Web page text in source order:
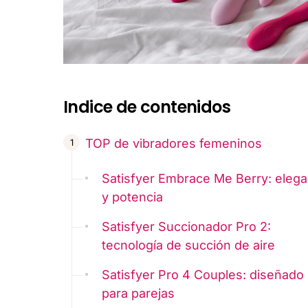
Indice de contenidos
TOP de vibradores femeninos
Satisfyer Embrace Me Berry:
y potencia
Satisfyer Succionador Pro 2:
tecnología de succión de aire
Satisfyer Pro 4 Couples: diseñado
para parejas